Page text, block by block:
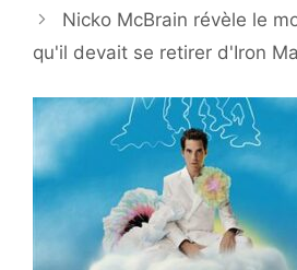
Nicko McBrain révèle le
qu'il devait se retirer d'Iron